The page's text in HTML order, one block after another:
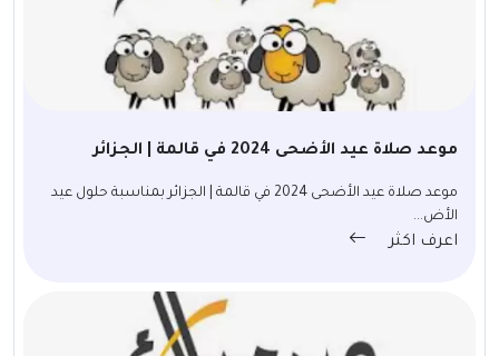
موعد صلاة عيد الأضحى 2024 في قالمة | الجزائر
موعد صلاة عيد الأضحى 2024 في قالمة | الجزائر بمناسبة حلول عيد
الأض...
اعرف اكثر